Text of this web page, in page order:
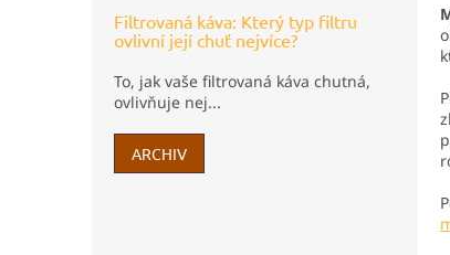
Filtrovaná káva: Který typ filtru
ovlivní její chuť nejvíce?
To, jak vaše filtrovaná káva chutná,
ovlivňuje nej...
ARCHIV